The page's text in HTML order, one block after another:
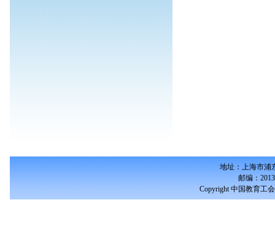
地址：上海市浦
邮编：
Copyright 中国教育工